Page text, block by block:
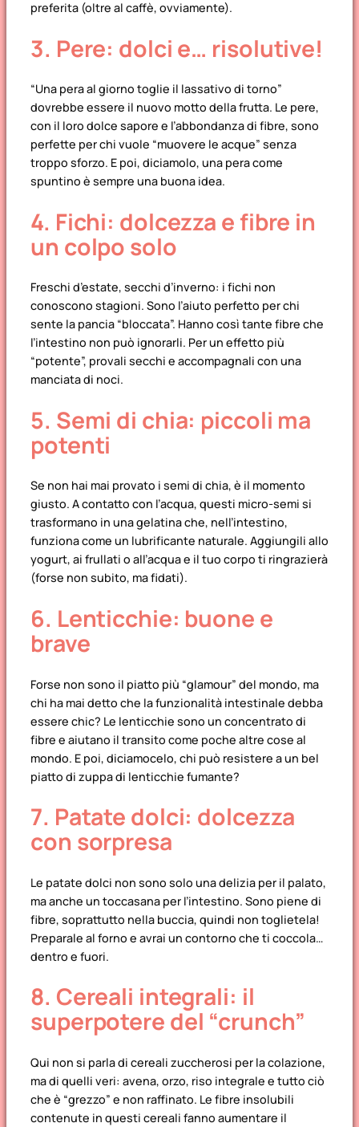
preferita (oltre al caffè, ovviamente).
3. Pere: dolci e… risolutive!
“Una pera al giorno toglie il lassativo di torno”
dovrebbe essere il nuovo motto della frutta. Le pere,
con il loro dolce sapore e l’abbondanza di fibre, sono
perfette per chi vuole “muovere le acque” senza
troppo sforzo. E poi, diciamolo, una pera come
spuntino è sempre una buona idea.
4. Fichi: dolcezza e fibre in
un colpo solo
Freschi d’estate, secchi d’inverno: i fichi non
conoscono stagioni. Sono l’aiuto perfetto per chi
sente la pancia “bloccata”. Hanno così tante fibre che
l’intestino non può ignorarli. Per un effetto più
“potente”, provali secchi e accompagnali con una
manciata di noci.
5. Semi di chia: piccoli ma
potenti
Se non hai mai provato i semi di chia, è il momento
giusto. A contatto con l’acqua, questi micro-semi si
trasformano in una gelatina che, nell’intestino,
funziona come un lubrificante naturale. Aggiungili allo
yogurt, ai frullati o all’acqua e il tuo corpo ti ringrazierà
(forse non subito, ma fidati).
6. Lenticchie: buone e
brave
Forse non sono il piatto più “glamour” del mondo, ma
chi ha mai detto che la funzionalità intestinale debba
essere chic? Le lenticchie sono un concentrato di
fibre e aiutano il transito come poche altre cose al
mondo. E poi, diciamocelo, chi può resistere a un bel
piatto di zuppa di lenticchie fumante?
7. Patate dolci: dolcezza
con sorpresa
Le patate dolci non sono solo una delizia per il palato,
ma anche un toccasana per l’intestino. Sono piene di
fibre, soprattutto nella buccia, quindi non toglietela!
Preparale al forno e avrai un contorno che ti coccola…
dentro e fuori.
8. Cereali integrali: il
superpotere del “crunch”
Qui non si parla di cereali zuccherosi per la colazione,
ma di quelli veri: avena, orzo, riso integrale e tutto ciò
che è “grezzo” e non raffinato. Le fibre insolubili
contenute in questi cereali fanno aumentare il